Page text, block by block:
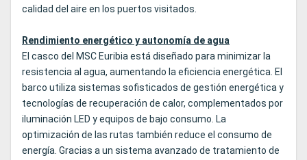
calidad del aire en los puertos visitados.
Rendimiento energético y autonomía de agua
El casco del MSC Euribia está diseñado para minimizar la
resistencia al agua, aumentando la eficiencia energética. El
barco utiliza sistemas sofisticados de gestión energética y
tecnologías de recuperación de calor, complementados por
iluminación LED y equipos de bajo consumo. La
optimización de las rutas también reduce el consumo de
energía. Gracias a un sistema avanzado de tratamiento de